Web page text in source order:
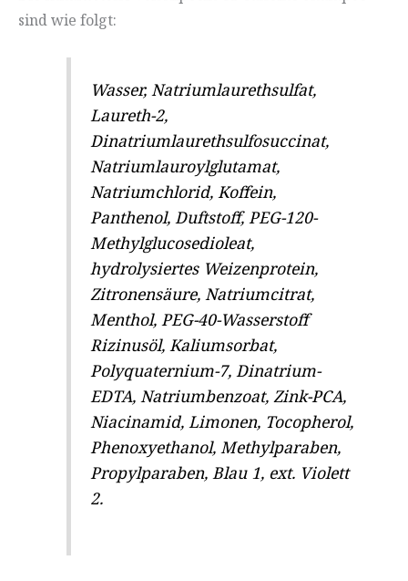
sind wie folgt:
Wasser, Natriumlaurethsulfat,
Laureth-2,
Dinatriumlaurethsulfosuccinat,
Natriumlauroylglutamat,
Natriumchlorid, Koffein,
Panthenol, Duftstoff, PEG-120-
Methylglucosedioleat,
hydrolysiertes Weizenprotein,
Zitronensäure, Natriumcitrat,
Menthol, PEG-40-Wasserstoff
Rizinusöl, Kaliumsorbat,
Polyquaternium-7, Dinatrium-
EDTA, Natriumbenzoat, Zink-PCA,
Niacinamid, Limonen, Tocopherol,
Phenoxyethanol, Methylparaben,
Propylparaben, Blau 1, ext. Violett
2.